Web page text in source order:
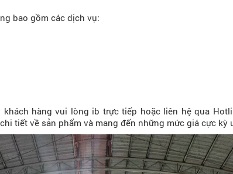
bao gồm các dịch vụ:
hàng vui lòng ib trực tiếp hoặc liên hệ qua
tiết về sản phẩm và mang đến những mức giá cực kỳ